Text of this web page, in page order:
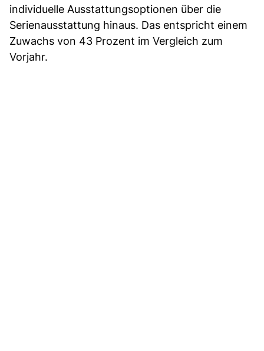
individuelle Ausstattungsoptionen über die
Serienausstattung hinaus. Das entspricht einem
Zuwachs von 43 Prozent im Vergleich zum
Vorjahr.